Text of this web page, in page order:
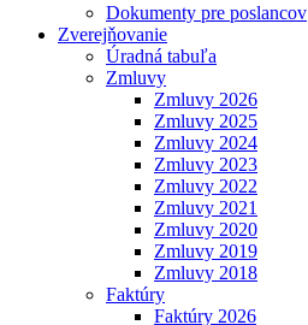
Dokumenty pre poslancov
Zverejňovanie
Úradná tabuľa
Zmluvy
Zmluvy 2026
Zmluvy 2025
Zmluvy 2024
Zmluvy 2023
Zmluvy 2022
Zmluvy 2021
Zmluvy 2020
Zmluvy 2019
Zmluvy 2018
Faktúry
Faktúry 2026